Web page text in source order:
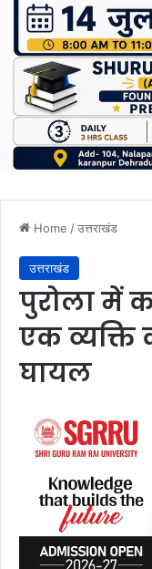
Home /उत्तराखंड
उत्तराखंड
पुरोला में
एक व्यक्ति
घायल